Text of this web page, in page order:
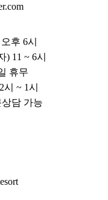
후 6시
) 11 ~ 6시
휴무
~ 1시
담 가능